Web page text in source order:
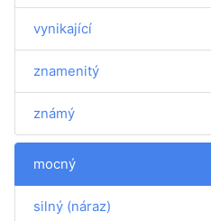
vynikající
znamenitý
známý
mocný
silný (náraz)